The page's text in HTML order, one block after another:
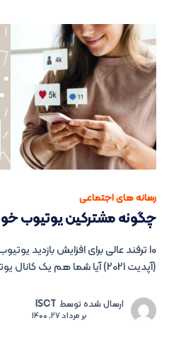
رسانه های اجتماعی
چگونه مشترکین یوتیوب
10 ترفند عالی برای افزایش بازدید
(آپدیت 2021) آیا شما هم یک کانال یوتیوب دارید و در...
ارسال شده توسط ISCT
برمرداد 27, 1400